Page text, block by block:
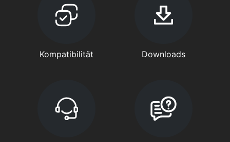
Kompatibilität Downloads